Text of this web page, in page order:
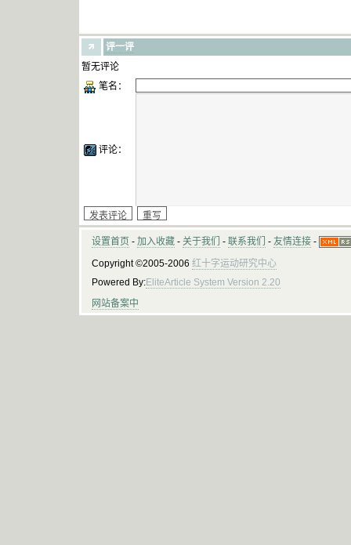
评一评
暂无评论
笔名：
评论：
设置首页 - 加入收藏 - 关于我们 - 联系我们 - 友情连接 -
Copyright ©2005-2006 红十字运动研究中心
Powered By:EliteArticle System Version 2.20
网站备案中